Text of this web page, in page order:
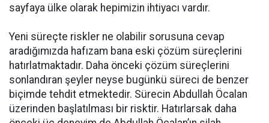
sayfaya ülke olarak hepimizin ihtiyacı vardır.
Yeni süreçte riskler ne olabilir sorusuna cevap
aradığımızda hafızam bana eski çözüm süreçlerini
hatırlatmaktadır. Daha önceki çözüm süreçlerini
sonlandıran şeyler neyse bugünkü süreci de benzer
biçimde tehdit etmektedir. Sürecin Abdullah Öcalan
üzerinden başlatılması bir risktir. Hatırlarsak daha